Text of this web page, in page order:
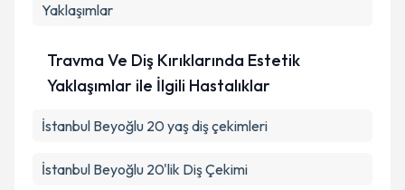
Yaklaşımlar
Travma Ve Diş Kırıklarında Estetik
Yaklaşımlar ile İlgili Hastalıklar
İstanbul Beyoğlu 20 yaş diş çekimleri
İstanbul Beyoğlu 20'lik Diş Çekimi